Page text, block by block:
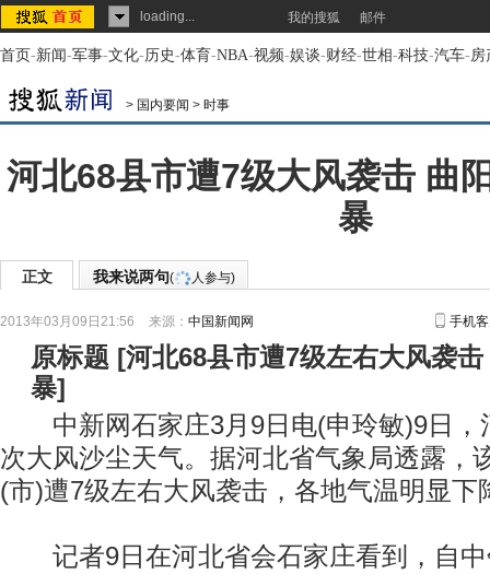
loading... 我的搜狐 邮件
首页-新闻-军事-文化-历史-体育-NBA-视频-娱谈-财经-世相-科技-汽车-房
> 国内要闻 > 时事
河北68县市遭7级大风袭击 曲
暴
正文 我来说两句( 人参与)
2013年03月09日21:56 来源： 中国新闻网 手机
原标题 [河北68县市遭7级左右大风袭
暴]
中新网石家庄3月9日电(申玲敏)9日，
次大风沙尘天气。据河北省气象局透露，
(市)遭7级左右大风袭击，各地气温明显下
记者9日在河北省会石家庄看到，自中